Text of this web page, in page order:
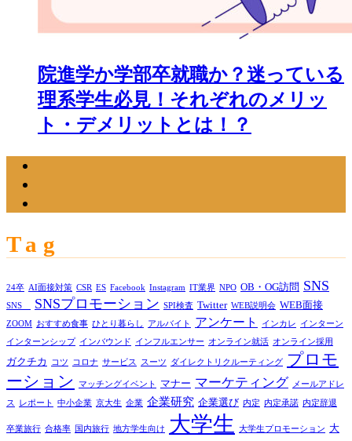
院進学か学部卒就職か？迷っている
理系学生必見！それぞれのメリッ
ト・デメリットとは！？
Tag
24卒 AI面接対策 CSR ES Facebook Instagram IT業界 NPO OB・OG訪問 SNS
SNS SNSプロモーション SPI検査 Twitter WEB説明会 WEB面接
ZOOM おすすめ食事 ひとり暮らし アルバイト アンケート インカレ インターン
インターンシップ インバウンド インフルエンサー オンライン就活 オンライン採用
ガクチカ コツ コロナ サービス スーツ ダイレクトリクルーティング プロモ
ーション
マッチングイベント マナー マーケティング メールアドレ
ス レポート 中小企業 京大生 企業 企業研究 企業選び 内定 内定承諾 内定辞退
卒業旅行 合格率 国内旅行 地方学生向け 大学生 大学生プロモーション 大